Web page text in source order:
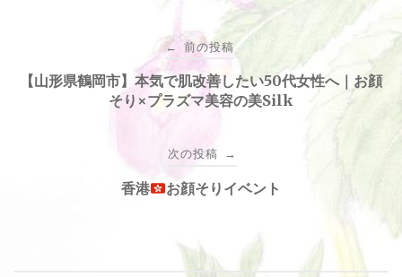
稿
← 前の投稿
【山形県鶴岡市】本気で肌改善したい50代女性へ｜お顔
そり×プラズマ美容の美Silk
次の投稿 →
香港 お顔そりイベント